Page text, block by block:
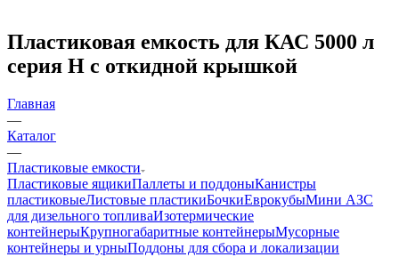
Пластиковая емкость для КАС 5000 л
серия H с откидной крышкой
Главная
—
Каталог
—
Пластиковые емкости
Пластиковые ящикиПаллеты и поддоныКанистры
пластиковыеЛистовые пластикиБочкиЕврокубыМини АЗС
для дизельного топливаИзотермические
контейнерыКрупногабаритные контейнерыМусорные
контейнеры и урныПоддоны для сбора и локализации